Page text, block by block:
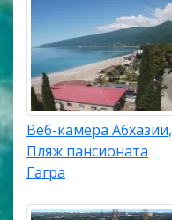
Веб-камера Абхазии,
Пляж пансионата
Гагра